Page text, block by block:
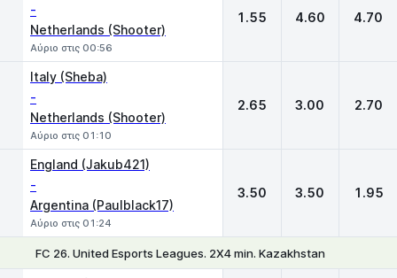
-
Netherlands (Shooter)
Αύριο στις 00:56
1.55 4.60 4.70
Italy (Sheba)
-
Netherlands (Shooter)
Αύριο στις 01:10
2.65 3.00 2.70
England (Jakub421)
-
Argentina (Paulblack17)
Αύριο στις 01:24
3.50 3.50 1.95
FC 26. United Esports Leagues. 2X4 min. Kazakhstan